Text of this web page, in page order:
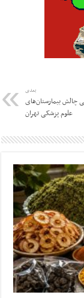
بعدی
چالش بیمارستان‌های
علوم پزشکی تهران